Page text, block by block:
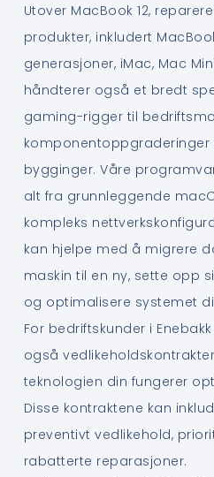
Utover MacBook 12,
produkter, inkludert
generasjoner, iMac, Mac
håndterer også et bredt
gaming-rigger til
komponentoppgraderinger
bygginger. Våre
alt fra grunnleggende
kompleks
kan hjelpe med å migrere
maskin til en ny, sette opp
og optimalisere systemet
For bedriftskunder i
også
teknologien din fungerer
Disse kontraktene kan
preventivt vedlikehold,
rabatterte reparasjoner.